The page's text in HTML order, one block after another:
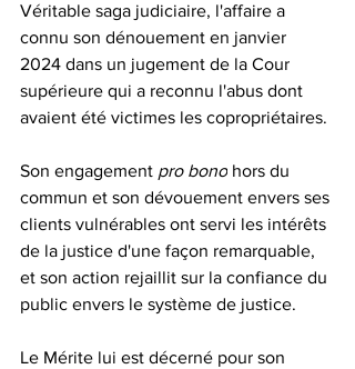
Véritable saga judiciaire, l'affaire a
connu son dénouement en janvier
2024 dans un jugement de la Cour
supérieure qui a reconnu l'abus dont
avaient été victimes les copropriétaires.
Son engagement pro bono hors du
commun et son dévouement envers ses
clients vulnérables ont servi les intérêts
de la justice d'une façon remarquable,
et son action rejaillit sur la confiance du
public envers le système de justice.
Le Mérite lui est décerné pour son